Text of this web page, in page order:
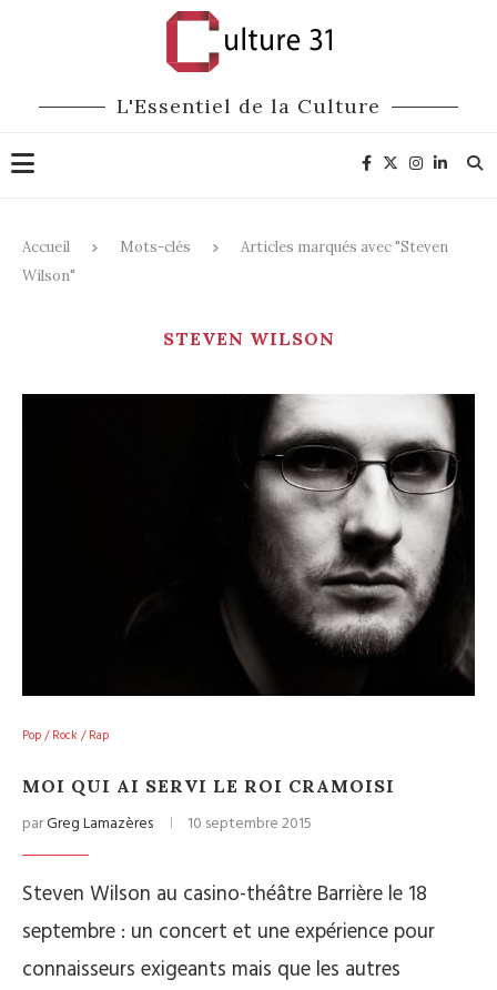
L'Essentiel de la Culture
Accueil Mots-clés
Articles marqués avec "Steven
Wilson"
STEVEN WILSON
Pop / Rock / Rap
MOI QUI AI SERVI LE ROI CRAMOISI
parGreg Lamazères 10 septembre 2015
Steven Wilson au casino-théâtre Barrière le 18
septembre : un concert et une expérience pour
connaisseurs exigeants mais que les autres